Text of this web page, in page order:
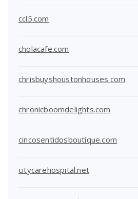
ccl5.com
cholacafe.com
chrisbuyshoustonhouses.com
chronicboomdelights.com
cincosentidosboutique.com
citycarehospital.net